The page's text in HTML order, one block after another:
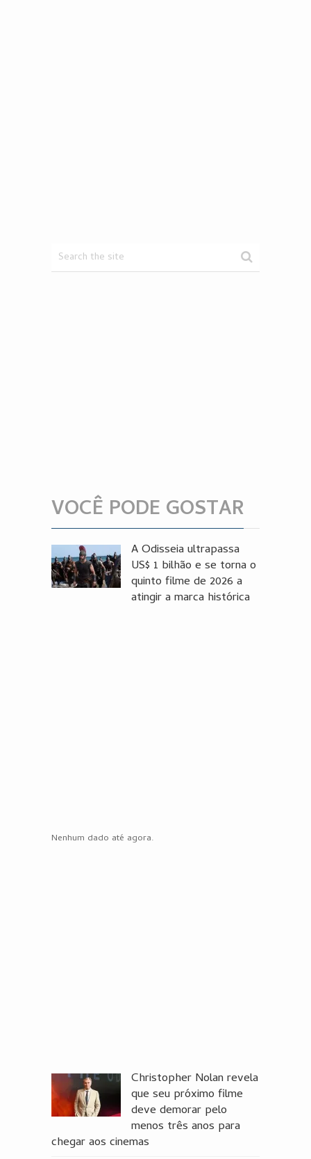
VOCÊ PODE GOSTAR
A Odisseia ultrapassa
US$ 1 bilhão e se torna o
quinto filme de 2026 a
atingir a marca histórica
Nenhum dado até agora.
Christopher Nolan revela
que seu próximo filme
deve demorar pelo
menos três anos para
chegar aos cinemas